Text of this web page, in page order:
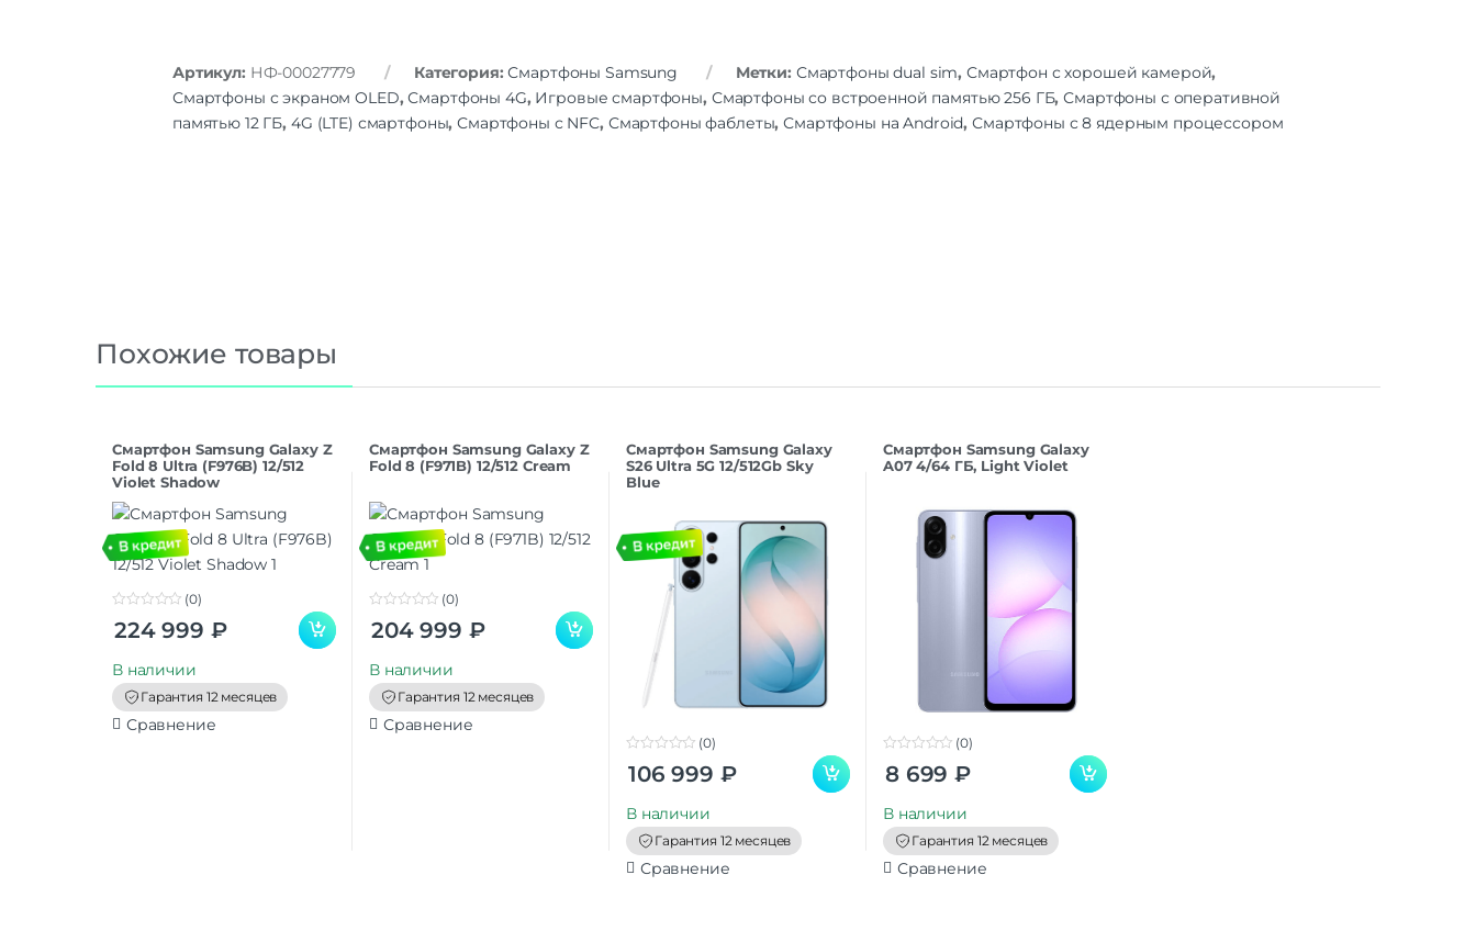
ГЛОНАСС
Гарантия
Артикул: НФ-00027779 Категория:Смартфоны Samsung Метки: Смартфоны dual sim, Смартфон с хорошей камерой,
Смартфоны с экраном OLED,Смартфоны 4G, Игровые смартфоны, Смартфоны со встроенной памятью 256 ГБ,Смартфоны с оперативной
памятью 12 ГБ, 4G (LTE) смартфоны,Смартфоны с NFC, Смартфоны фаблеты,Смартфоны на Android,Смартфоны с 8 ядерным процессором
Похожие товары
Смартфон Samsung Galaxy Z
Fold 8 Ultra (F976B) 12/512
Violet Shadow
o
o
(0)
224 999 ₽
В наличии
Гарантия 12 месяцев
Сравнение
Смартфон Samsung Galaxy Z
Fold 8 (F971B) 12/512 Cream
o
o
(0)
204 999 ₽
В наличии
Гарантия 12 месяцев
Сравнение
Смартфон Samsung Galaxy
S26 Ultra 5G 12/512Gb Sky
Blue
o
(0)
106 999 ₽
В наличии
Гарантия 12 месяцев
Сравнение
Смартфон Samsung Galaxy
A07 4/64 ГБ, Light Violet
o
o
(0)
8 699 ₽
В наличии
Гарантия 12 месяцев
Сравнение